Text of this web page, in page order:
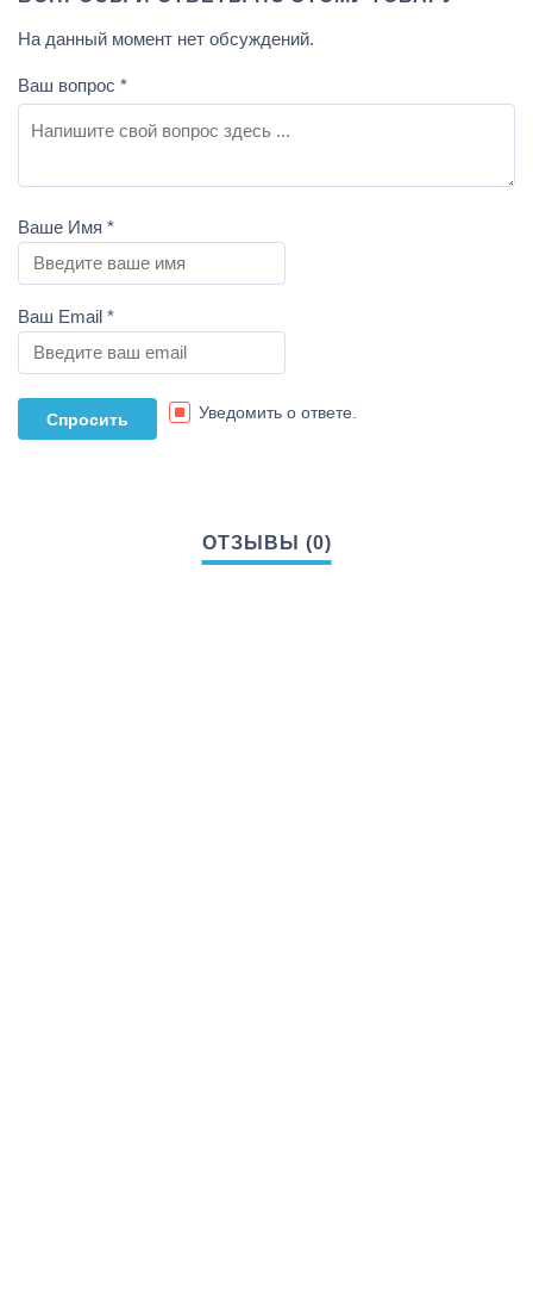
На данный момент нет обсуждений.
Ваш вопрос *
Ваше Имя *
Ваш Email *
Уведомить о ответе.